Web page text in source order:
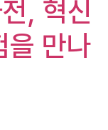
, 혁신
을 만나